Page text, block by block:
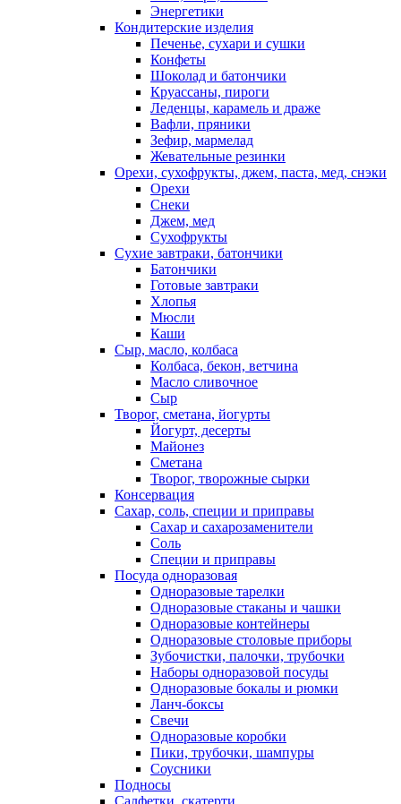
Энергетики
Кондитерские изделия
Печенье, сухари и сушки
Конфеты
Шоколад и батончики
Круассаны, пироги
Леденцы, карамель и драже
Вафли, пряники
Зефир, мармелад
Жевательные резинки
Орехи, сухофрукты, джем, паста, мед, снэки
Орехи
Снеки
Джем, мед
Сухофрукты
Сухие завтраки, батончики
Батончики
Готовые завтраки
Хлопья
Мюсли
Каши
Сыр, масло, колбаса
Колбаса, бекон, ветчина
Масло сливочное
Сыр
Творог, сметана, йогурты
Йогурт, десерты
Майонез
Сметана
Творог, творожные сырки
Консервация
Сахар, соль, специи и приправы
Сахар и сахарозаменители
Соль
Специи и приправы
Посуда одноразовая
Одноразовые тарелки
Одноразовые стаканы и чашки
Одноразовые контейнеры
Одноразовые столовые приборы
Зубочистки, палочки, трубочки
Наборы одноразовой посуды
Одноразовые бокалы и рюмки
Ланч-боксы
Свечи
Одноразовые коробки
Пики, трубочки, шампуры
Соусники
Подносы